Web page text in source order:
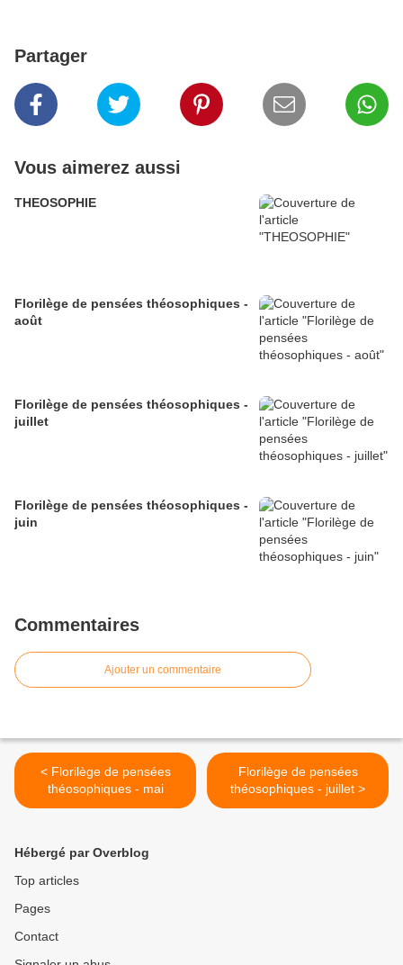
Partager
Vous aimerez aussi
THEOSOPHIE
Florilège de pensées théosophiques -
août
Florilège de pensées théosophiques -
juillet
Florilège de pensées théosophiques -
juin
Commentaires
Ajouter un commentaire
< Florilège de pensées
théosophiques - mai
Florilège de pensées
théosophiques - juillet >
Hébergé par Overblog
Top articles
Pages
Contact